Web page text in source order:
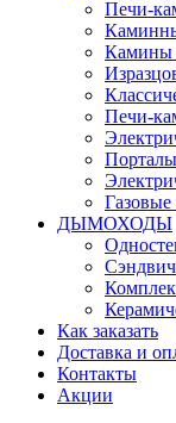
Печи-
Камины
Печи-
ДЫМОХОДЫ
Как заказать
Доставка и
Контакты
Акции